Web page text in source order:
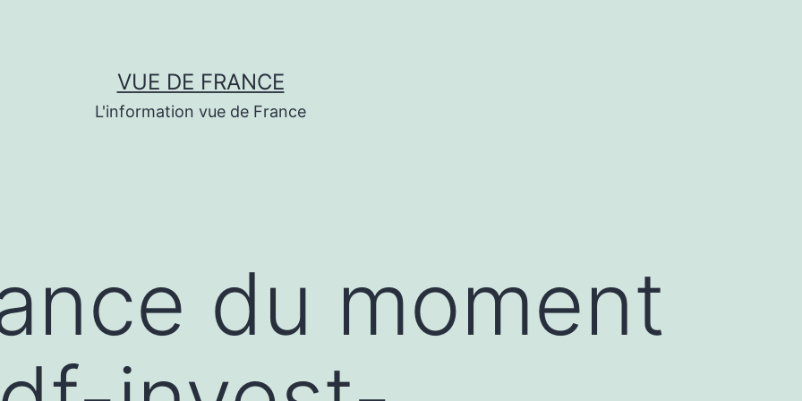
VUE DE FRANCE
L'information vue de France
du moment